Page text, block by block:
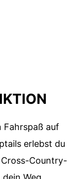
Fahrspaß auf
erlebst du
Country-